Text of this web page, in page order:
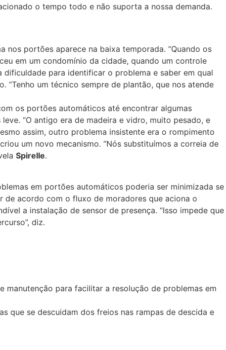
o tempo todo e não suporta a nossa demanda.
nos portões aparece na baixa temporada. “Quando os
em um condomínio da cidade, quando um controle
para identificar o problema e saber em qual
um técnico sempre de plantão, que nos atende
os portões automáticos até encontrar algumas
“O antigo era de madeira e vidro, muito pesado, e
assim, outro problema insistente era o rompimento
um novo mecanismo. “Nós substituímos a correia de
Spirelle.
em portões automáticos poderia ser minimizada se
de acordo com o fluxo de moradores que aciona o
a instalação de sensor de presença. “Isso impede que
diz.
para facilitar a resolução de problemas em
que se descuidam dos freios nas rampas de descida e